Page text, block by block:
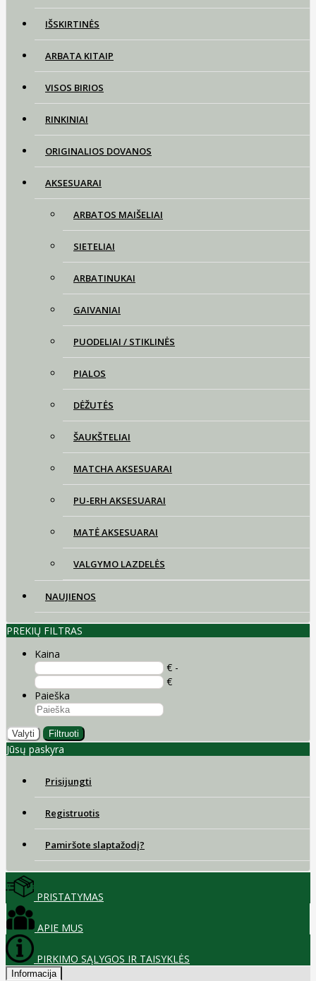
IŠSKIRTINĖS
ARBATA KITAIP
VISOS BIRIOS
RINKINIAI
ORIGINALIOS DOVANOS
AKSESUARAI
ARBATOS MAIŠELIAI
SIETELIAI
ARBATINUKAI
GAIVANIAI
PUODELIAI / STIKLINĖS
PIALOS
DĖŽUTĖS
ŠAUKŠTELIAI
MATCHA AKSESUARAI
PU-ERH AKSESUARAI
MATĖ AKSESUARAI
VALGYMO LAZDELĖS
NAUJIENOS
PREKIŲ FILTRAS
Kaina
€ -
€
Paieška
Valyti Filtruoti
Jūsų paskyra
Prisijungti
Registruotis
Pamiršote slaptažodį?
PRISTATYMAS
APIE MUS
PIRKIMO SĄLYGOS IR TAISYKLĖS
Informacija